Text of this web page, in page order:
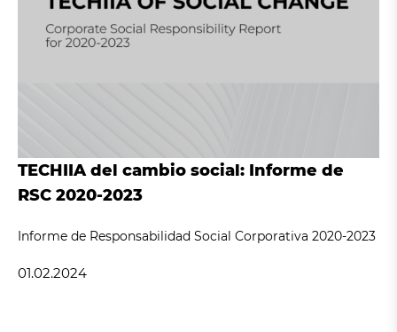
TECHIIA del cambio social: Informe de
RSC 2020-2023
Informe de Responsabilidad Social Corporativa 2020-2023
01.02.2024